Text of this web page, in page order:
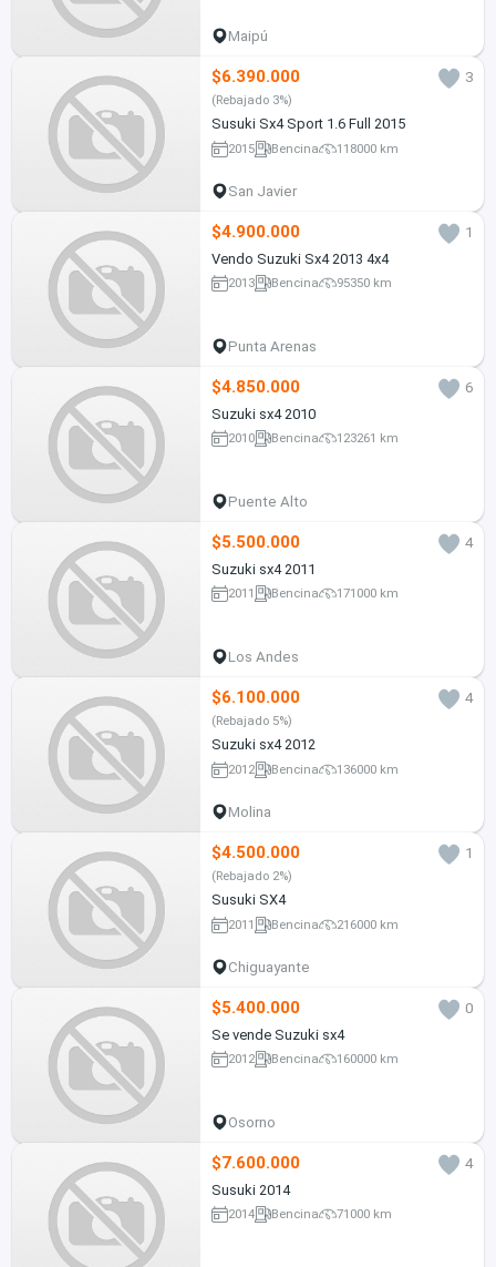
Maipú
$6.390.000 3
(Rebajado 3%)
Susuki Sx4 Sport 1.6 Full 2015
2015 Bencina 118000 km
San Javier
$4.900.000
1
Vendo Suzuki Sx4 2013 4x4
2013 Bencina 95350 km
Punta Arenas
$4.850.000
6
Suzuki sx4 2010
2010 Bencina 123261 km
Puente Alto
$5.500.000
4
Suzuki sx4 2011
2011 Bencina 171000 km
Los Andes
$6.100.000 4
(Rebajado 5%)
Suzuki sx4 2012
2012 Bencina 136000 km
Molina
$4.500.000 1
(Rebajado 2%)
Susuki SX4
2011 Bencina 216000 km
Chiguayante
$5.400.000
0
Se vende Suzuki sx4
2012 Bencina 160000 km
Osorno
$7.600.000
4
Susuki 2014
2014 Bencina 71000 km